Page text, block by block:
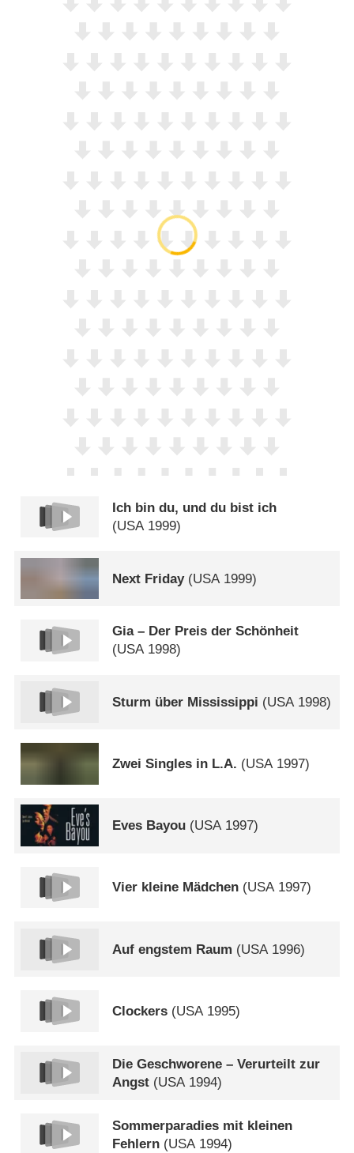
Ich bin du, und du bist ich
(USA1999)
Next Friday(USA 1999)
Gia – Der Preis der Schönheit
(USA1998)
Sturm über Mississippi (USA1998)
Zwei Singles in L.A. (USA1997)
Eves Bayou (USA1997)
Vier kleine Mädchen (USA1997)
Auf engstem Raum (USA 1996)
Clockers (USA1995)
Die Geschworene – Verurteilt zur
Angst (USA 1994)
Sommerparadies mit kleinen
Fehlern (USA 1994)